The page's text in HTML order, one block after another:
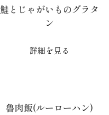
鮭とじゃがいものグラタ
ン
詳細を見る
魯肉飯(ルーローハン)